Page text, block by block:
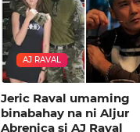
AJ RAVAL
Jeric Raval umaming
binabahay na ni Aljur
Abrenica si AJ Raval